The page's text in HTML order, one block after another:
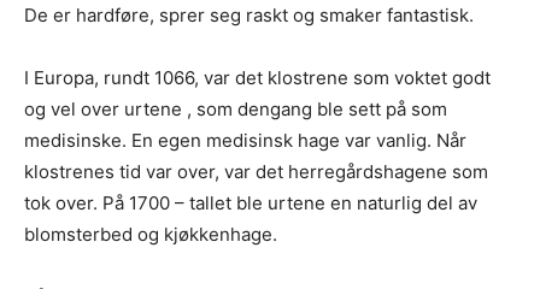
De er hardføre, sprer seg raskt og smaker fantastisk.
I Europa, rundt 1066, var det klostrene som voktet godt
og vel over urtene , som dengang ble sett på som
medisinske. En egen medisinsk hage var vanlig. Når
klostrenes tid var over, var det herregårdshagene som
tok over. På 1700 – tallet ble urtene en naturlig del av
blomsterbed og kjøkkenhage.